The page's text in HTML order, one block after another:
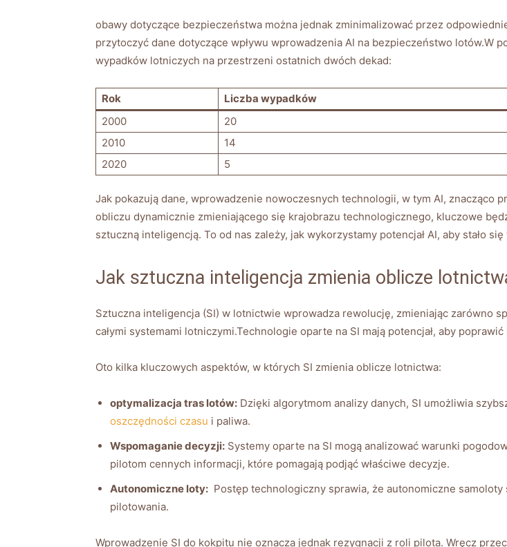
obawy dotyczące bezpieczeństwa można jednak zminimalizować przez
przytoczyć dane ⁢dotyczące wpływu wprowadzenia ⁣AI⁤ na ‌bezpieczeństwo lotów.W
‍wypadków lotniczych ‍na przestrzeni ostatnich​ dwóch dekad:
Rok Liczba wypadków
2000
20
2010
14
2020
5
Jak pokazują dane, wprowadzenie nowoczesnych technologii, w tym AI,‌ znacząco
obliczu dynamicznie zmieniającego się krajobrazu technologicznego, kluczowe
sztuczną⁣ inteligencją. To od nas zależy, jak wykorzystamy⁣ potencjał AI, aby stało
Jak sztuczna inteligencja zmienia oblicze
Sztuczna inteligencja⁤ (SI)⁢ w lotnictwie wprowadza rewolucję, zmieniając zarówno
całymi systemami lotniczymi.Technologie oparte na SI mają potencjał, aby
Oto kilka kluczowych aspektów,⁤ w których⁣ SI zmienia oblicze⁤ lotnictwa:
optymalizacja tras lotów: Dzięki algorytmom analizy danych, SI umożliwia
oszczędności czasu i paliwa.
Wspomaganie decyzji: Systemy oparte na SI​ mogą analizować warunki
pilotom⁢ cennych informacji, które pomagają ​podjąć właściwe decyzje.
Autonomiczne loty:
Postęp technologiczny⁣ sprawia, że autonomiczne
pilotowania.
Wprowadzenie ⁤SI ‍do kokpitu nie oznacza jednak rezygnacji ⁢z⁢ roli pilota. Wręcz